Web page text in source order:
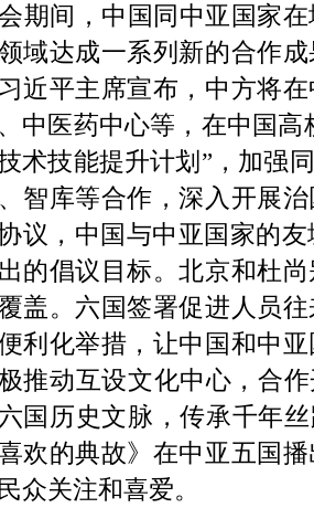
期间，中国同中亚国家
域达成一系列新的合作
近平主席宣布，中方将
中医药中心等，在中国
术技能提升计划”，加强
智库等合作，深入开展
议，中国与中亚国家的
的倡议目标。北京和杜
盖。六国签署促进人员
利化举措，让中国和中
推动互设文化中心，合
国历史文脉，传承千年
欢的典故》在中亚五国
众关注和喜爱。